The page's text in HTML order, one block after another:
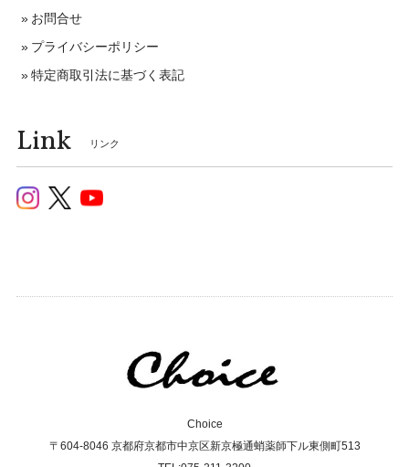
お問合せ
プライバシーポリシー
特定商取引法に基づく表記
Link リンク
Choice
〒604-8046 京都府京都市中京区新京極通蛸薬師下ル東側町513